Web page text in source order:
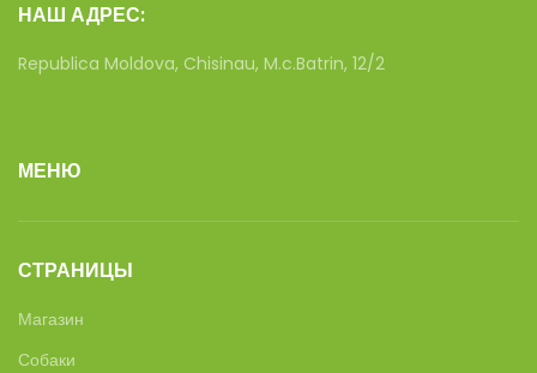
НАШ АДРЕС:
Republica Moldova, Chisinau, M.c.Batrin, 12/2
МЕНЮ
СТРАНИЦЫ
Магазин
Собаки